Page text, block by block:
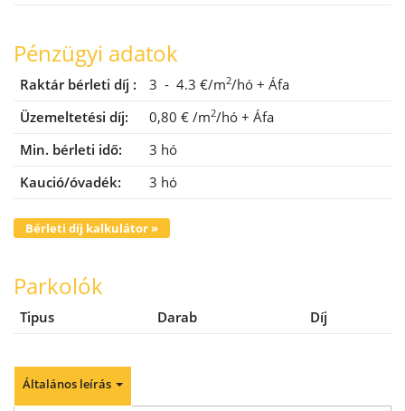
Pénzügyi adatok
Raktár bérleti díj : 3 - 4.3 €/m2/hó + Áfa
Üzemeltetési díj:
0,80 € /m2/hó + Áfa
Min. bérleti idő:
3 hó
Kaució/óvadék:
3 hó
Bérleti díj kalkulátor »
Parkolók
Tipus Darab Díj
Általános leírás